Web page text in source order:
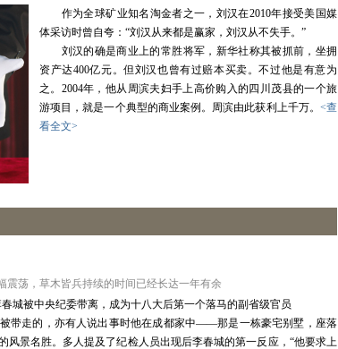
作为全球矿业知名淘金者之一，刘汉在2010年接受美国媒
体采访时曾自夸：“刘汉从来都是赢家，刘汉从不失手。”
刘汉的确是商业上的常胜将军，新华社称其被抓前，坐拥
资产达400亿元。但刘汉也曾有过赔本买卖。不过他是有意为
之。2004年，他从周滨夫妇手上高价购入的四川茂县的一个旅
游项目，就是一个典型的商业案例。周滨由此获利上千万。 <查
看全文>
荡，草木皆兵持续的时间已经长达一年有余
被中央纪委带离，成为十八大后第一个落马的副省级官员
走的，亦有人说出事时他在成都家中——那是一栋豪宅别墅，座落
风景名胜。多人提及了纪检人员出现后李春城的第一反应，“他要求上